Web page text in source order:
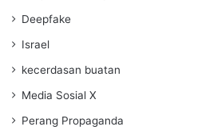
Deepfake
Israel
kecerdasan buatan
Media Sosial X
Perang Propaganda